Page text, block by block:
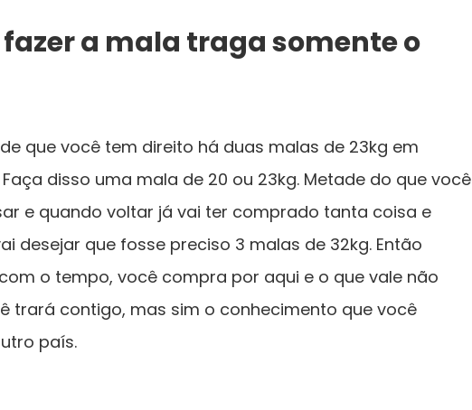
a mala traga somente o
que você tem direito há duas malas de 23kg em
disso uma mala de 20 ou 23kg. Metade do que você
e quando voltar já vai ter comprado tanta coisa e
desejar que fosse preciso 3 malas de 32kg. Então
o tempo, você compra por aqui e o que vale não
trará contigo, mas sim o conhecimento que você
país.